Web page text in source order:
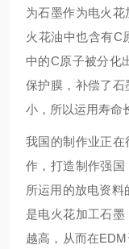
为石墨作为电火
火花油中也含有C
中的C原子被分化
保护膜，补偿了
小，所以运用寿命
我国的制作业正在
作，打造制作强国
所运用的放电资
是电火花加工石
越高，从而在